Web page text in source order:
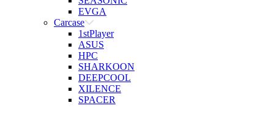
EVGA
Carcase
1stPlayer
ASUS
HPC
SHARKOON
DEEPCOOL
XILENCE
SPACER